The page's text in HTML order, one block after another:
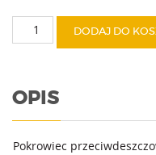
Peleryna
DODAJ DO
OPIS
Pokrowiec